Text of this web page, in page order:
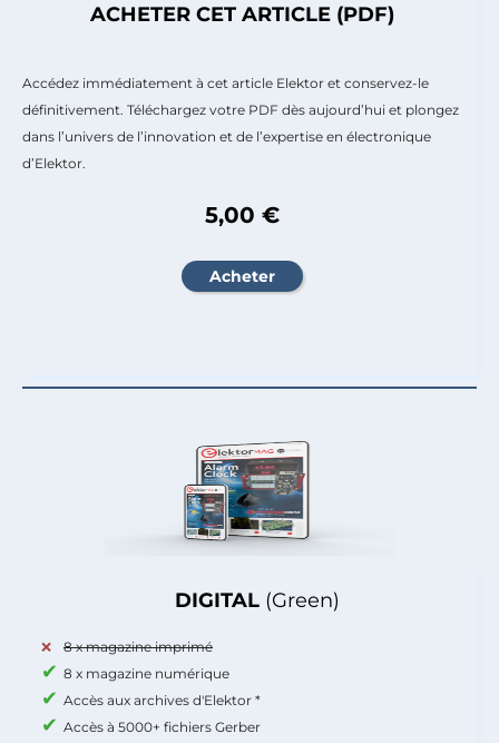
DIGITAL (Green)
8 x magazine imprimé
8 x magazine numérique
Accès aux archives d'Elektor *
Accès à 5000+ fichiers Gerber
ACHETER CET ARTICLE (PDF)
Accédez immédiatement à cet article Elektor et conservez-le
définitivement. Téléchargez votre PDF dès aujourd’hui et plongez
dans l’univers de l’innovation et de l’expertise en électronique
d’Elektor.
5,00 €